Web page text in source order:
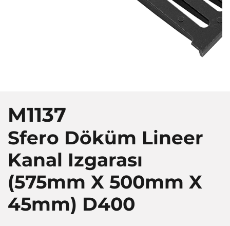
M1137
Sfero Döküm Lineer
Kanal Izgarası
(575mm X 500mm X
45mm) D400